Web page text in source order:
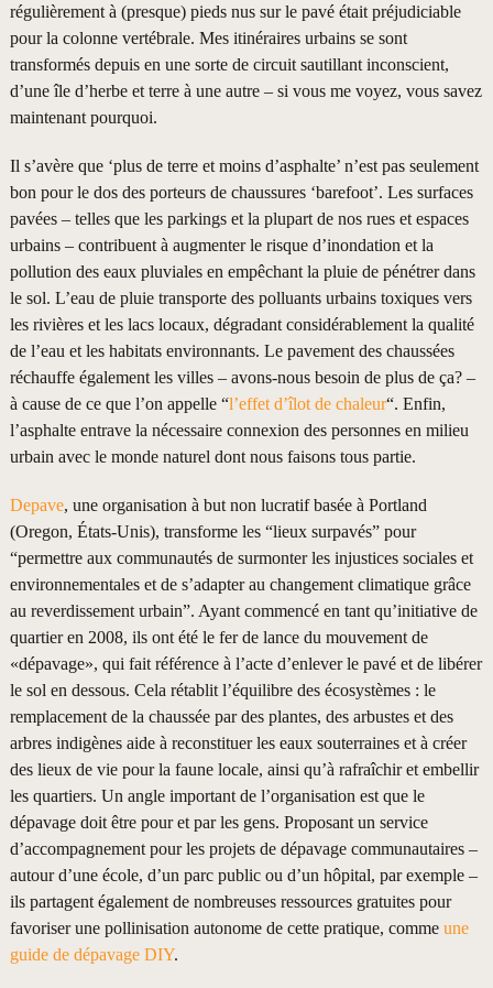
régulièrement à (presque) pieds nus sur le pavé était préjudiciable
pour la colonne vertébrale. Mes itinéraires urbains se sont
transformés depuis en une sorte de circuit sautillant inconscient,
d’une île d’herbe et terre à une autre – si vous me voyez, vous savez
maintenant pourquoi.
Il s’avère que ‘plus de terre et moins d’asphalte’ n’est pas seulement
bon pour le dos des porteurs de chaussures ‘barefoot’. Les surfaces
pavées – telles que les parkings et la plupart de nos rues et espaces
urbains – contribuent à augmenter le risque d’inondation et la
pollution des eaux pluviales en empêchant la pluie de pénétrer dans
le sol. L’eau de pluie transporte des polluants urbains toxiques vers
les rivières et les lacs locaux, dégradant considérablement la qualité
de l’eau et les habitats environnants. Le pavement des chaussées
réchauffe également les villes – avons-nous besoin de plus de ça? –
à cause de ce que l’on appelle “l’effet d’îlot de chaleur“. Enfin,
l’asphalte entrave la nécessaire connexion des personnes en milieu
urbain avec le monde naturel dont nous faisons tous partie.
Depave, une organisation à but non lucratif basée à Portland
(Oregon, États-Unis), transforme les “lieux surpavés” pour
“permettre aux communautés de surmonter les injustices sociales et
environnementales et de s’adapter au changement climatique grâce
au reverdissement urbain”. Ayant commencé en tant qu’initiative de
quartier en 2008, ils ont été le fer de lance du mouvement de
«dépavage», qui fait référence à l’acte d’enlever le pavé et de libérer
le sol en dessous. Cela rétablit l’équilibre des écosystèmes : le
remplacement de la chaussée par des plantes, des arbustes et des
arbres indigènes aide à reconstituer les eaux souterraines et à créer
des lieux de vie pour la faune locale, ainsi qu’à rafraîchir et embellir
les quartiers. Un angle important de l’organisation est que le
dépavage doit être pour et par les gens. Proposant un service
d’accompagnement pour les projets de dépavage communautaires –
autour d’une école, d’un parc public ou d’un hôpital, par exemple –
ils partagent également de nombreuses ressources gratuites pour
favoriser une pollinisation autonome de cette pratique, comme une
guide de dépavage DIY.